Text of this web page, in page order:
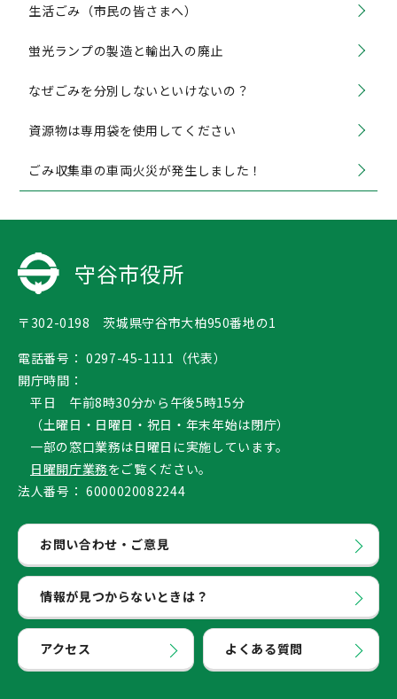
生活ごみ（市民の皆さまへ）
蛍光ランプの製造と輸出入の廃止
なぜごみを分別しないといけないの？
資源物は専用袋を使用してください
ごみ収集車の車両火災が発生しました！
守谷市役所
〒302-0198 茨城県守谷市大柏950番地の1
電話番号： 0297-45-1111（代表）
開庁時間：
平日 午前8時30分から午後5時15分
（土曜日・日曜日・祝日・年末年始は閉庁）
一部の窓口業務は日曜日に実施しています。
日曜開庁業務をご覧ください。
法人番号： 6000020082244
お問い合わせ・ご意見
情報が見つからないときは？
アクセス よくある質問